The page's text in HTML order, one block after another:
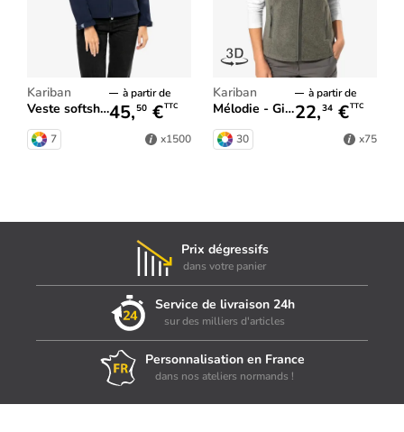
Kariban
Veste softshell à capuche femme
à partir de
45,50 €TTC
7 x1500
Kariban
Mélodie - Gilet micropolaire femme
à partir de
22,34 €TTC
30 x75
Prix dégressifs
dans votre panier
Service de livraison 24h
sur des milliers d'articles
Personnalisation en France
dans nos ateliers normands !